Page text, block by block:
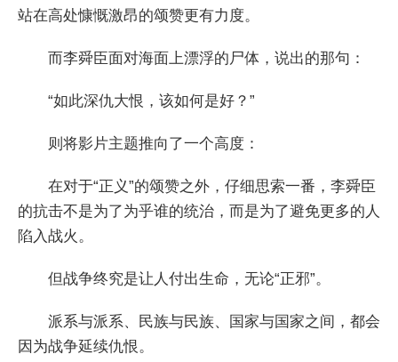
站在高处慷慨激昂的颂赞更有力度。
而李舜臣面对海面上漂浮的尸体，说出的那句：
“如此深仇大恨，该如何是好？”
则将影片主题推向了一个高度：
在对于“正义”的颂赞之外，仔细思索一番，李舜臣
的抗击不是为了为乎谁的统治，而是为了避免更多的人
陷入战火。
但战争终究是让人付出生命，无论“正邪”。
派系与派系、民族与民族、国家与国家之间，都会
因为战争延续仇恨。